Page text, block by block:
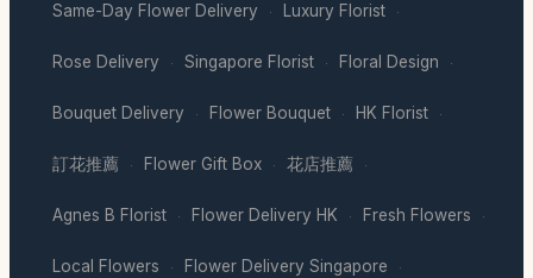
Same-Day Flower Delivery · Luxury Florist ·
Rose Delivery · Singapore Florist · Floral Design ·
Bouquet Delivery · Flower Bouquet · HK Florist ·
訂花推薦 · Flower Gift Box · 花店推薦 ·
Agnes B Florist · Flower Delivery HK · Fresh Flowers ·
Local Flowers · Flower Delivery Singapore ·